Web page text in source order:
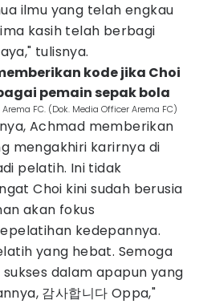
ilmu yang telah engkau
kasih telah berbagi
tulisnya.
kode jika Choi
pemain sepak bola
FC. (Dok. Media Officer Arema FC)
Achmad memberikan
mengakhiri karirnya di
pelatih. Ini tidak
Choi kini sudah berusia
akan fokus
kedepannya.
yang hebat. Semoga
dalam apapun yang
감사합니다 Oppa,"